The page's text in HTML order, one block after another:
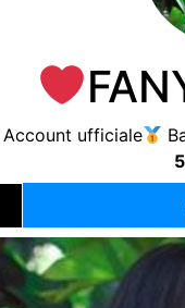
Account ufficiale